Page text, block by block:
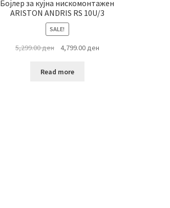
Бојлер за кујна нискомонтажен
ARISTON ANDRIS RS 10U/3
SALE!
5,299.00ден
Original
was:
4,799.00денCurrent
Read more